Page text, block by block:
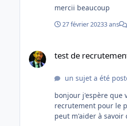
mercii beaucoup
27 février 20233 ans
test de
un sujet a été
bonjour j'espère que
recrutement pour le